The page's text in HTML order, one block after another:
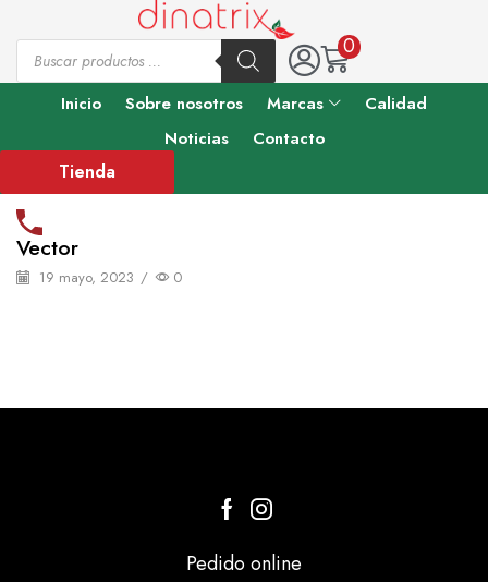
0
Inicio Sobre nosotros Marcas
Calidad
Noticias
Contacto
Tienda
Vector
19 mayo, 2023 / 0
Pedido online